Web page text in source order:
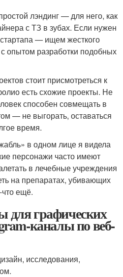
лэндинг — для него, как
с ТЗ в зубах. Если нужен
— ищем жесткого
опытом разработки подобных
стоит присмотреться к
есть схожие проекты. Не
способен совмещать в
— не выгорать, оставаться
время.
в одном лице я видела
персонажи часто имеют
в лечебные учреждения
на препаратах, убивающих
что ещё.
для графических
каналы по веб-
исследования,